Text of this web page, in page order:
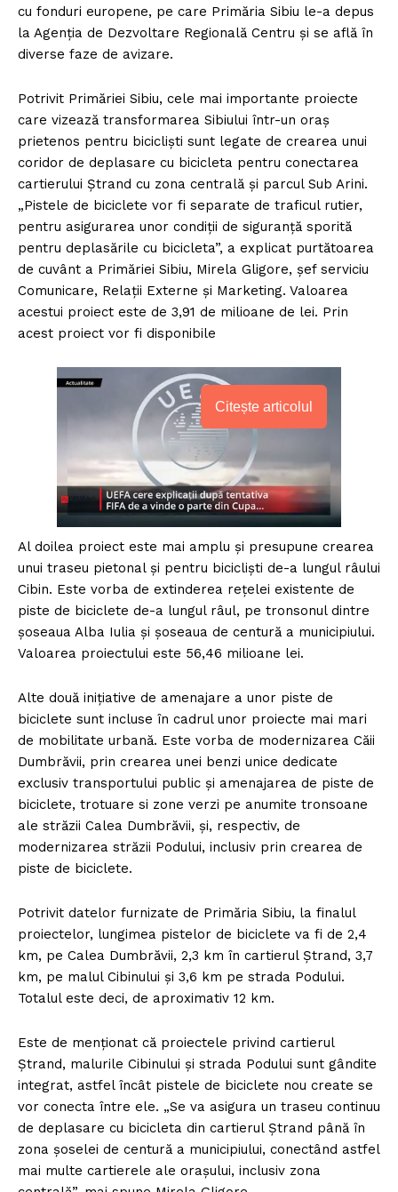
cu fonduri europene, pe care Primăria Sibiu le-a depus
la Agenția de Dezvoltare Regională Centru și se află în
diverse faze de avizare.
Potrivit Primăriei Sibiu, cele mai importante proiecte
care vizează transformarea Sibiului într-un oraș
prietenos pentru bicicliști sunt legate de crearea unui
coridor de deplasare cu bicicleta pentru conectarea
cartierului Ștrand cu zona centrală și parcul Sub Arini.
„Pistele de biciclete vor fi separate de traficul rutier,
pentru asigurarea unor condiții de siguranță sporită
pentru deplasările cu bicicleta”, a explicat purtătoarea
de cuvânt a Primăriei Sibiu, Mirela Gligore, șef serviciu
Comunicare, Relații Externe și Marketing. Valoarea
acestui proiect este de 3,91 de milioane de lei. Prin
acest proiect vor fi disponibile
Citește articolul
Al doilea proiect este mai amplu și presupune crearea
unui traseu pietonal și pentru bicicliști de-a lungul râului
Cibin. Este vorba de extinderea rețelei existente de
piste de biciclete de-a lungul râul, pe tronsonul dintre
șoseaua Alba Iulia și șoseaua de centură a municipiului.
Valoarea proiectului este 56,46 milioane lei.
Alte două inițiative de amenajare a unor piste de
biciclete sunt incluse în cadrul unor proiecte mai mari
de mobilitate urbană. Este vorba de modernizarea Căii
Dumbrăvii, prin crearea unei benzi unice dedicate
exclusiv transportului public și amenajarea de piste de
biciclete, trotuare si zone verzi pe anumite tronsoane
ale străzii Calea Dumbrăvii, și, respectiv, de
modernizarea străzii Podului, inclusiv prin crearea de
piste de biciclete.
Potrivit datelor furnizate de Primăria Sibiu, la finalul
proiectelor, lungimea pistelor de biciclete va fi de 2,4
km, pe Calea Dumbrăvii, 2,3 km în cartierul Ștrand, 3,7
km, pe malul Cibinului și 3,6 km pe strada Podului.
Totalul este deci, de aproximativ 12 km.
Este de menționat că proiectele privind cartierul
Ștrand, malurile Cibinului și strada Podului sunt gândite
integrat, astfel încât pistele de biciclete nou create se
vor conecta între ele. „Se va asigura un traseu continuu
de deplasare cu bicicleta din cartierul Ștrand până în
zona șoselei de centură a municipiului, conectând astfel
mai multe cartierele ale orașului, inclusiv zona